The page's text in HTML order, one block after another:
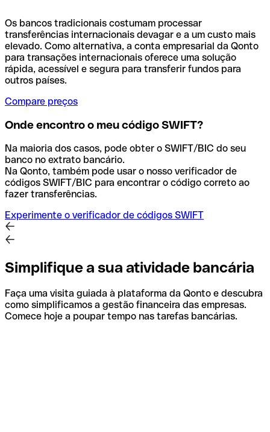
Os bancos tradicionais costumam processar
transferências internacionais devagar e a um custo mais
elevado. Como alternativa, a conta empresarial da Qonto
para transações internacionais oferece uma solução
rápida, acessível e segura para transferir fundos para
outros países.
Compare preços
Onde encontro o meu código SWIFT?
Na maioria dos casos, pode obter o SWIFT/BIC do seu
banco no extrato bancário.
Na Qonto, também pode usar o nosso verificador de
códigos SWIFT/BIC para encontrar o código correto ao
fazer transferências.
Experimente o verificador de códigos SWIFT
Simplifique a sua atividade bancária
Faça uma visita guiada à plataforma da Qonto e descubra
como simplificamos a gestão financeira das empresas.
Comece hoje a poupar tempo nas tarefas bancárias.